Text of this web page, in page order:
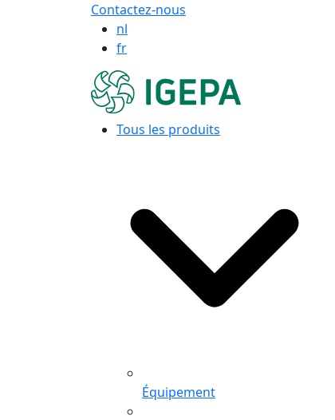
Contactez-nous
nl
fr
Tous les produits
Équipement